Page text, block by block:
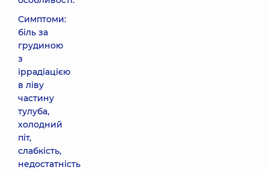
Симптоми:
біль за
грудиною
з
іррадіацією
в ліву
частину
тулуба,
холодний
піт,
слабкість,
недостатність